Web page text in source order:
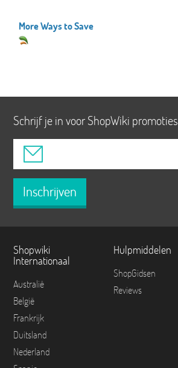
More Ways to Save
Schrijf je in voor ShopWiki promoties
Inschrijven
Shopwiki
Internationaal
Australië
België
Frankrijk
Duitsland
Nederland
Hulpmiddelen
ShopGidsen
Reviews